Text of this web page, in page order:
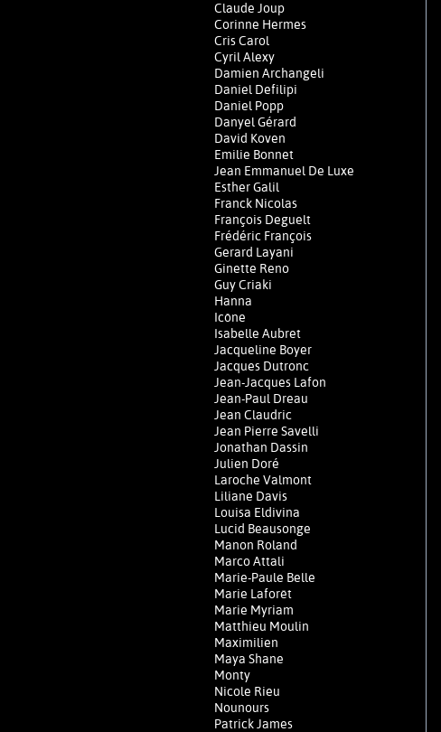
Claude Joup
Corinne Hermes
Cris Carol
Cyril Alexy
Damien Archangeli
Daniel Defilipi
Daniel Popp
Danyel Gérard
David Koven
Emilie Bonnet
Jean Emmanuel De Luxe
Esther Galil
Franck Nicolas
François Deguelt
Frédéric François
Gerard Layani
Ginette Reno
Guy Criaki
Hanna
Icône
Isabelle Aubret
Jacqueline Boyer
Jacques Dutronc
Jean-Jacques Lafon
Jean-Paul Dreau
Jean Claudric
Jean Pierre Savelli
Jonathan Dassin
Julien Doré
Laroche Valmont
Liliane Davis
Louisa Eldivina
Lucid Beausonge
Manon Roland
Marco Attali
Marie-Paule Belle
Marie Laforêt
Marie Myriam
Matthieu Moulin
Maximilien
Maya Shane
Monty
Nicole Rieu
Nounours
Patrick James